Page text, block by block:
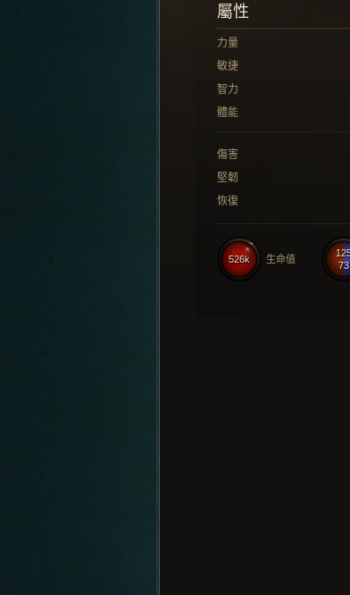
屬性
力量
敏捷
智力
體能
傷害
堅韌
恢復
73
526k 生命值